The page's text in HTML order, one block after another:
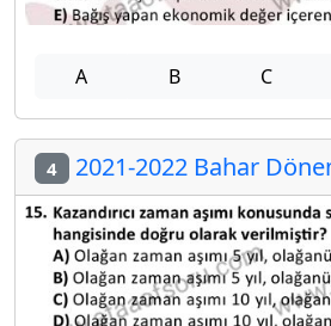
A B C
4 2021-2022 Bahar